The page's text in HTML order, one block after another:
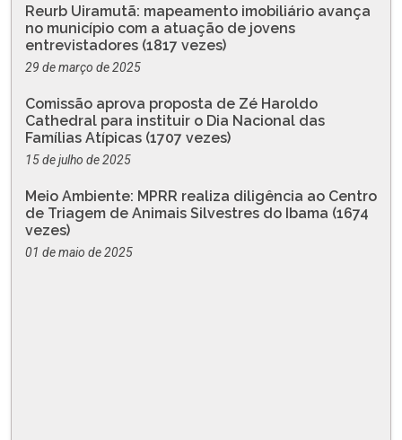
Reurb Uiramutã: mapeamento imobiliário avança
no município com a atuação de jovens
entrevistadores (1817 vezes)
29 de março de 2025
Comissão aprova proposta de Zé Haroldo
Cathedral para instituir o Dia Nacional das
Famílias Atípicas (1707 vezes)
15 de julho de 2025
Meio Ambiente: MPRR realiza diligência ao Centro
de Triagem de Animais Silvestres do Ibama (1674
vezes)
01 de maio de 2025